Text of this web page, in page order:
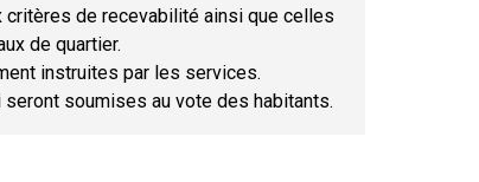
critères de recevabilité ainsi que celles
de quartier.
instruites par les services.
soumises au vote des habitants.